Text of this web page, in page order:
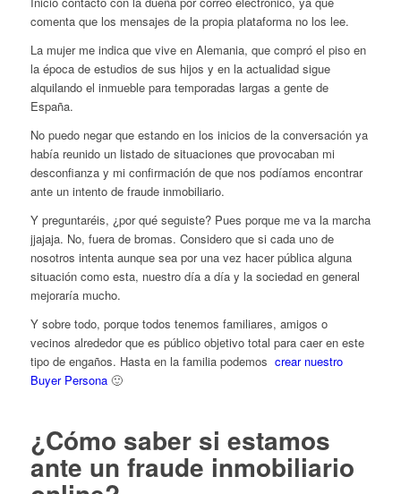
comenta que los mensajes de la propia plataforma no los lee.
La mujer me indica que vive en Alemania, que compró el piso en
la época de estudios de sus hijos y en la actualidad sigue
alquilando el inmueble para temporadas largas a gente de
España.
No puedo negar que estando en los inicios de la conversación ya
había reunido un listado de situaciones que provocaban mi
desconfianza y mi confirmación de que nos podíamos encontrar
ante un intento de fraude inmobiliario.
Y preguntaréis, ¿por qué seguiste? Pues porque me va la marcha
jjajaja. No, fuera de bromas. Considero que si cada uno de
nosotros intenta aunque sea por una vez hacer pública alguna
situación como esta, nuestro día a día y la sociedad en general
mejoraría mucho.
Y sobre todo, porque todos tenemos familiares, amigos o
vecinos alrededor que es público objetivo total para caer en este
tipo de engaños. Hasta en la familia podemos crear nuestro
Buyer Persona 🙂
¿Cómo saber si estamos
ante un fraude inmobiliario